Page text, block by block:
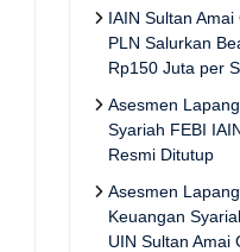
IAIN Sultan
PLN Salurkan
Rp150 Juta per
Asesmen
Syariah FEBI
Resmi Ditutup
Asesmen
Keuangan
UIN Sultan Amai